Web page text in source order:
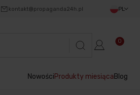
kontakt@propaganda24h.pl PL
0
NowościProdukty miesiącaBlog